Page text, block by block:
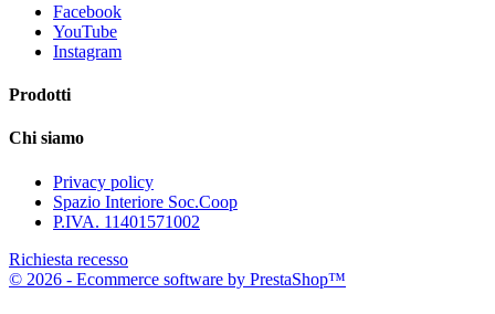
Facebook
YouTube
Instagram
Prodotti
Chi siamo
Privacy policy
Spazio Interiore Soc.Coop
P.IVA. 11401571002
Richiesta recesso
© 2026 - Ecommerce software by PrestaShop™